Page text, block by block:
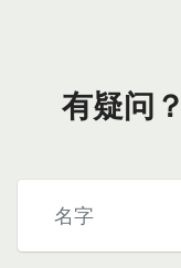
有疑问